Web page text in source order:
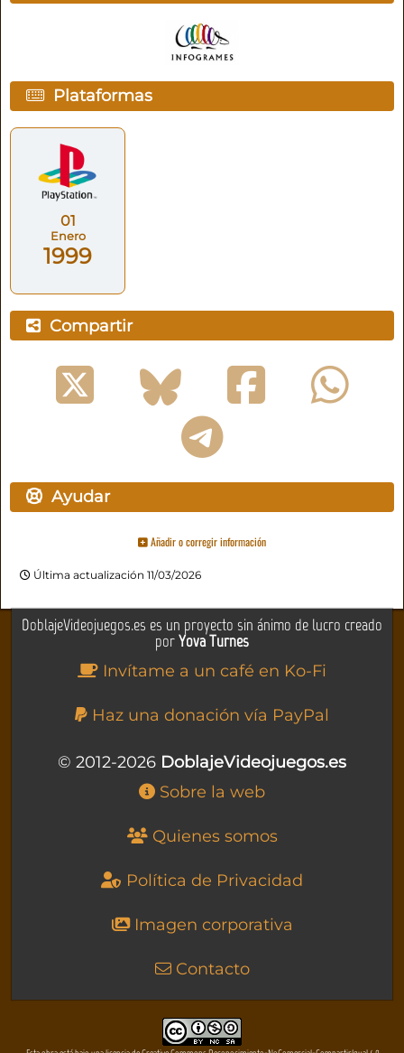
Plataformas
01
Enero
1999
Compartir
Ayudar
Añadir o corregir información
Última actualización 11/03/2026
DoblajeVideojuegos.es es un proyecto sin ánimo de lucro creado
porYova Turnes
Invítame a un café en Ko-Fi
Haz una donación vía PayPal
© 2012-2026 DoblajeVideojuegos.es
Sobre la web
Quienes somos
Política de Privacidad
Imagen corporativa
Contacto